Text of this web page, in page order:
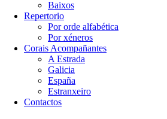
Baixos
Repertorio
Por orde alfabética
Por xéneros
Corais Acompañantes
A Estrada
Galicia
España
Estranxeiro
Contactos